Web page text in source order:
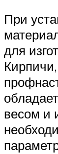
При
для
весом и